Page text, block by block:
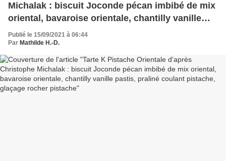
Michalak : biscuit Joconde pécan imbibé de mix
oriental, bavaroise orientale, chantilly vanille
pastis, praliné coulant pistache, glaçage rocher
pistache
Publié le 15/09/2021 à 06:44
Par Mathilde H.-D.